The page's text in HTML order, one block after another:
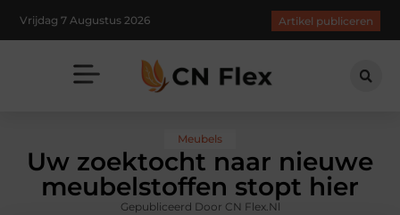
Vrijdag 7 Augustus 2026 Artikel publiceren
Meubels
Uw zoektocht naar nieuwe
meubelstoffen stopt hier
Gepubliceerd Door CN Flex.nl